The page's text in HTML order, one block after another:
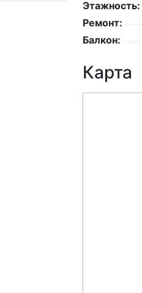
Этажность:
Ремонт:
Балкон:
Карта